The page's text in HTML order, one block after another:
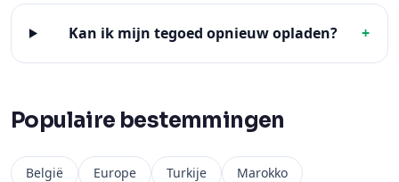
Kan ik mijn tegoed opnieuw opladen? +
Populaire bestemmingen
België Europe Turkije
Marokko